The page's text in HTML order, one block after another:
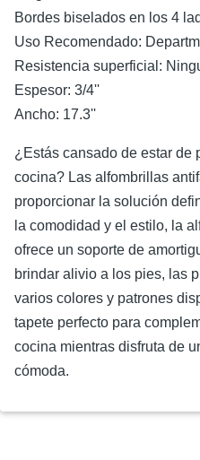
Bordes biselados en los 4
Uso Recomendado:
Resistencia superficial:
Espesor: 3/4''
Ancho: 17.3''
¿Estás cansado de estar de
cocina? Las alfombrillas
proporcionar la solución
la comodidad y el estilo, la
ofrece un soporte de
brindar alivio a los pies, las
varios colores y patrones
tapete perfecto para
cocina mientras disfruta de
cómoda.